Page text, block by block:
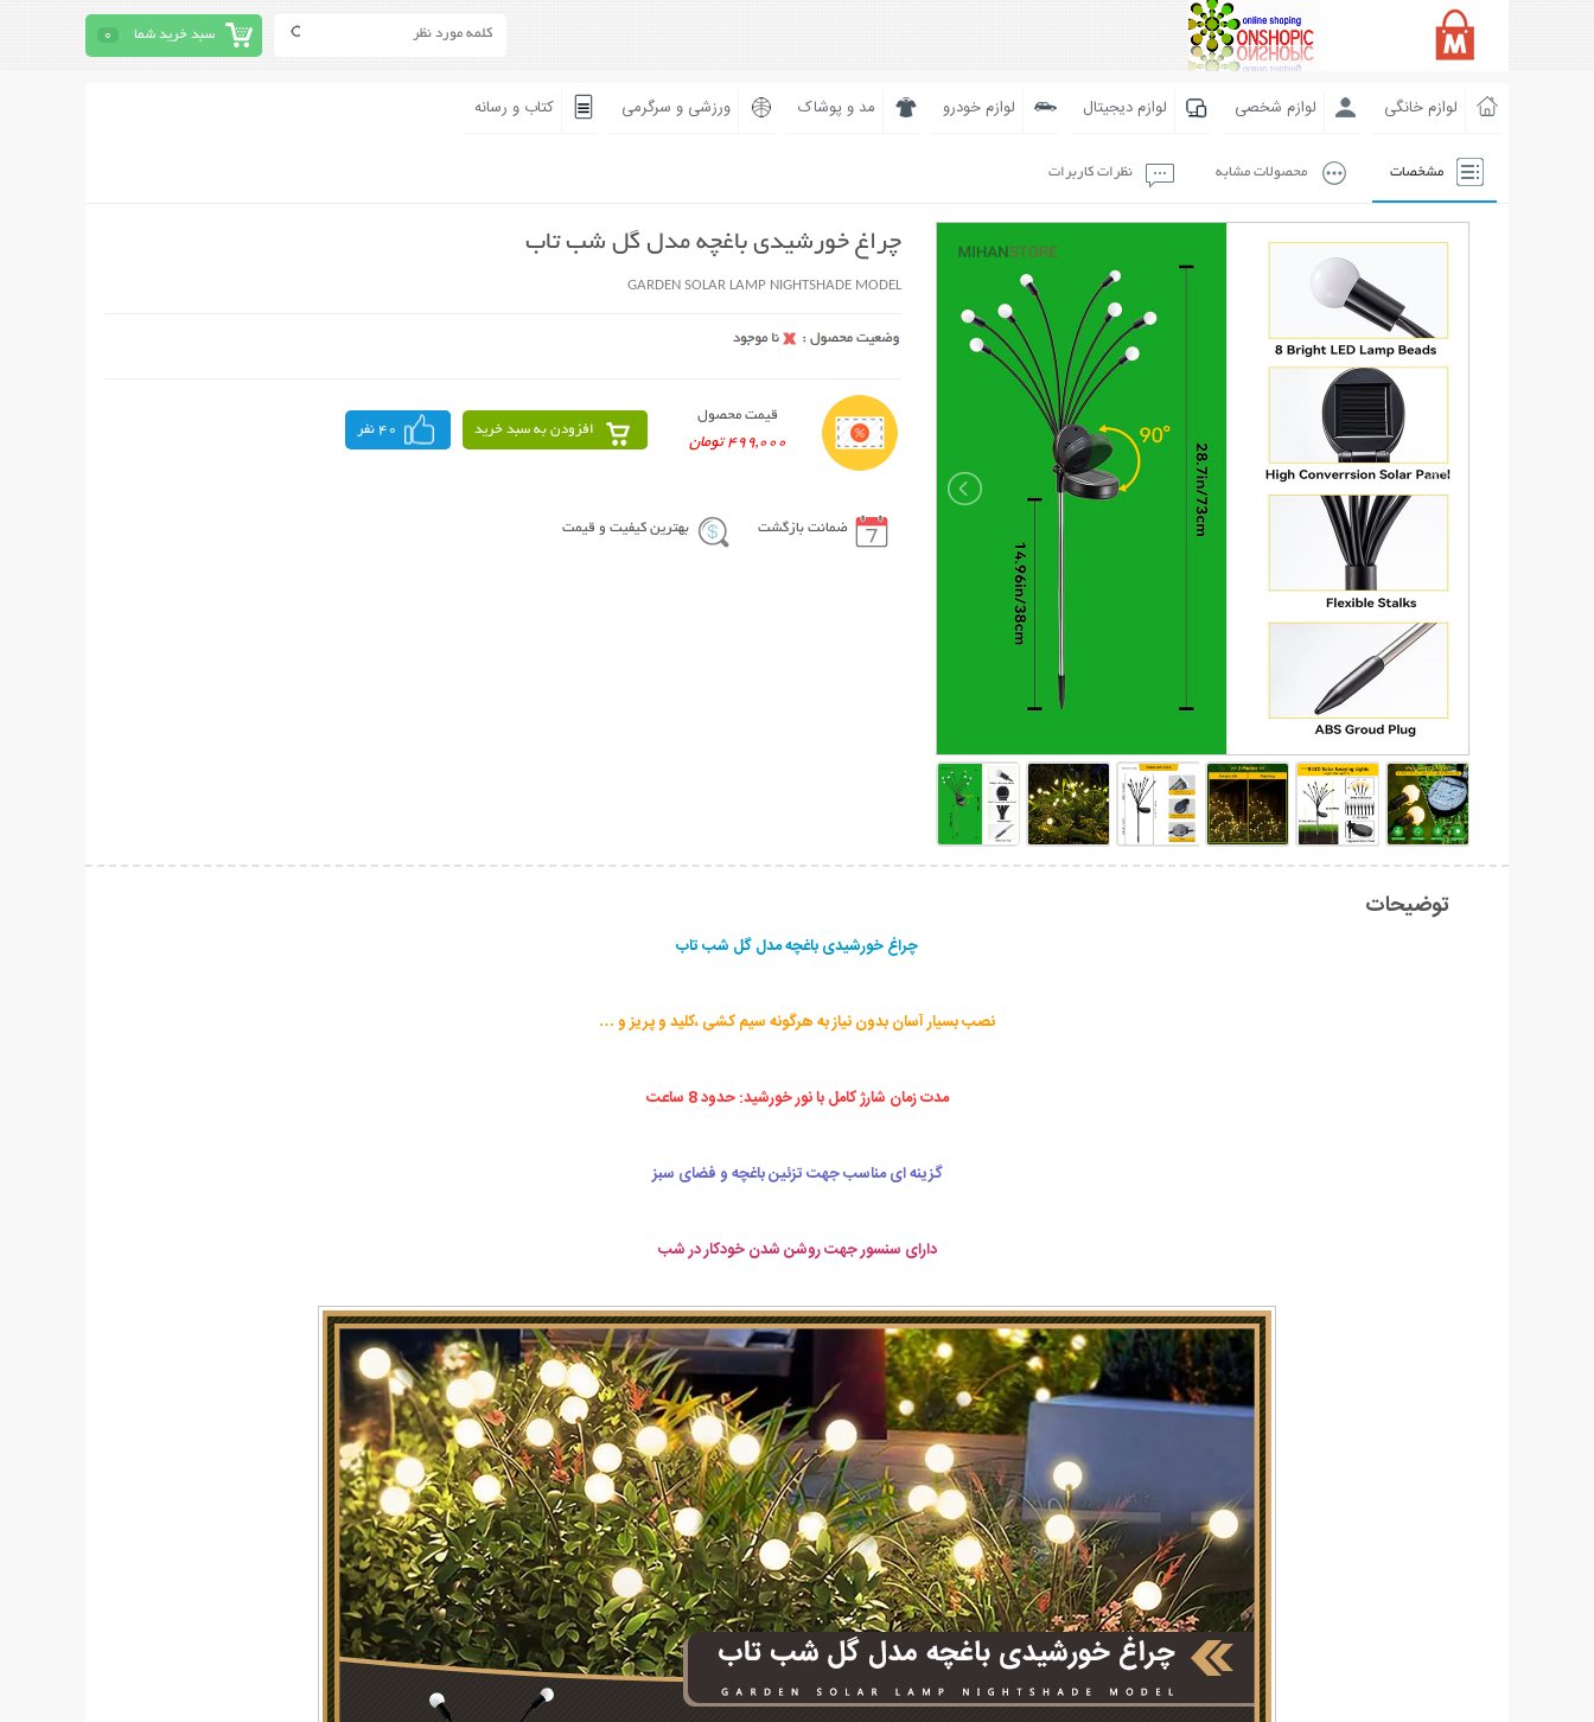
سبد خرید شما 0
لوازم خانگی لوازم شخصی لوازم دیجیتال لوازم خودرو مد و پوشاک ورزشی و سرگرمی کتاب و رسانه
مشخصات محصولات مشابه نظرات کاربرات
چراغ خورشیدی باغچه مدل گل شب تاب
GARDEN SOLAR LAMP NIGHTSHADE MODEL
قیمت محصول
499,000 تومان
افزودن به سبد خرید 40 نفر
ضمانت بازگشت بهترین کیفیت و قیمت
توضیحات
چراغ خورشیدی باغچه مدل گل شب تاب
نصب بسیار آسان بدون نیاز به هرگونه سیم کشی ،کلید و پریز و …
مدت زمان شارژ کامل با نور خورشید: حدود 8 ساعت
گزینه ای مناسب جهت تزئین باغچه و فضای سبز
دارای سنسور جهت روشن شدن خودکار در شب